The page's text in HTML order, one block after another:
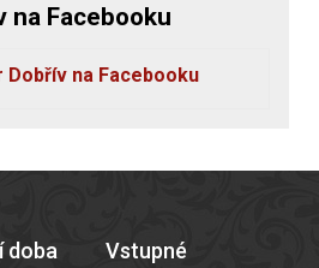
na Facebooku
Dobřív na Facebooku
doba
Vstupné